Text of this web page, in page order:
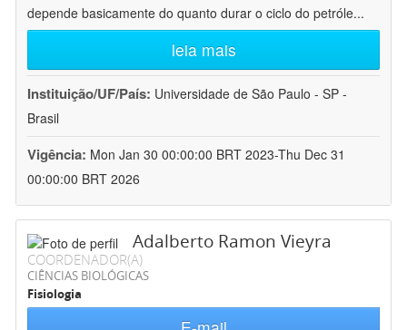
depende basicamente do quanto durar o ciclo do petróle...
leia mais
Instituição/UF/País: Universidade de São Paulo - SP -
Brasil
Vigência: Mon Jan 30 00:00:00 BRT 2023-Thu Dec 31
00:00:00 BRT 2026
Adalberto Ramon Vieyra
COORDENADOR(A)
CIÊNCIAS BIOLÓGICAS
Fisiologia